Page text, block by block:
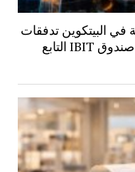
في البيتكوين تدفقات
بقيمة 358 مليون دولار، حيث قاد صندوق IBIT التابع